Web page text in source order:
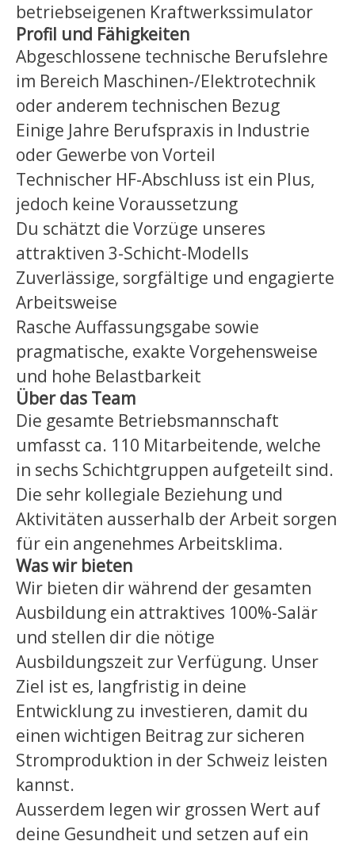
betriebseigenen Kraftwerkssimulator
Profil und Fähigkeiten
Abgeschlossene technische Berufslehre
im Bereich Maschinen-/Elektrotechnik
oder anderem technischen Bezug
Einige Jahre Berufspraxis in Industrie
oder Gewerbe von Vorteil
Technischer HF-Abschluss ist ein Plus,
jedoch keine Voraussetzung
Du schätzt die Vorzüge unseres
attraktiven 3-Schicht-Modells
Zuverlässige, sorgfältige und engagierte
Arbeitsweise
Rasche Auffassungsgabe sowie
pragmatische, exakte Vorgehensweise
und hohe Belastbarkeit
Über das Team
Die gesamte Betriebsmannschaft
umfasst ca. 110 Mitarbeitende, welche
in sechs Schichtgruppen aufgeteilt sind.
Die sehr kollegiale Beziehung und
Aktivitäten ausserhalb der Arbeit sorgen
für ein angenehmes Arbeitsklima.
Was wir bieten
Wir bieten dir während der gesamten
Ausbildung ein attraktives 100%-Salär
und stellen dir die nötige
Ausbildungszeit zur Verfügung. Unser
Ziel ist es, langfristig in deine
Entwicklung zu investieren, damit du
einen wichtigen Beitrag zur sicheren
Stromproduktion in der Schweiz leisten
kannst.
Ausserdem legen wir grossen Wert auf
deine Gesundheit und setzen auf ein